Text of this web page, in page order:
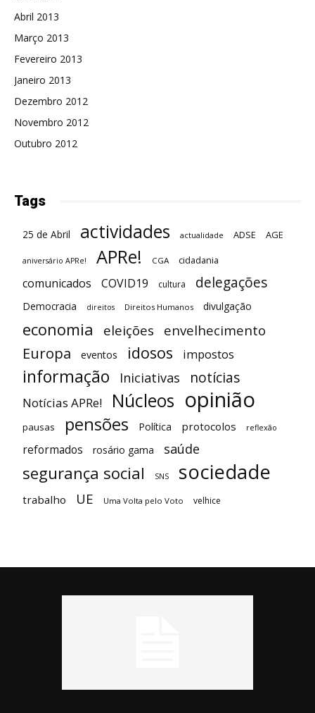
Abril 2013
Março 2013
Fevereiro 2013
Janeiro 2013
Dezembro 2012
Novembro 2012
Outubro 2012
Tags
25 de Abril actividades actualidade ADSE AGE
aniversário APRe! APRe! CGA cidadania
comunicados COVID19 cultura delegações
Democracia direitos Direitos Humanos divulgação
economia eleições envelhecimento
Europa eventos idosos impostos
informação Iniciativas notícias
Notícias APRe! Núcleos opinião
pausas pensões Política protocolos reflexão
reformados rosário gama saúde
segurança social SNS sociedade
trabalho UE Uma Volta pelo Voto velhice